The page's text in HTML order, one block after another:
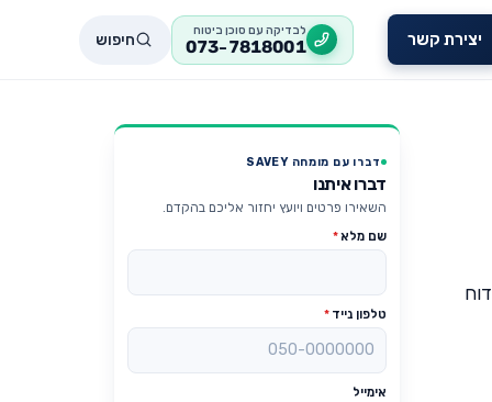
יצירת קשר לבדיקה עם סוכן ביטוח
073-7818001 חיפוש
דברו עם מומחה SAVEY
דברו איתנו
השאירו פרטים ויועץ יחזור אליכם בהקדם.
שם מלא*
טלפון נייד *
אימייל